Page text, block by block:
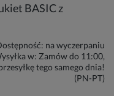
BASIC z
na wyczerpaniu
w: Zamów do 11:00,
tego samego dnia!
(PN-PT)